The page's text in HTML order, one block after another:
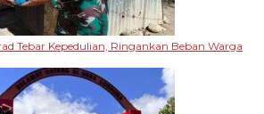
Tebar Kepedulian, Ringankan Beban Warga